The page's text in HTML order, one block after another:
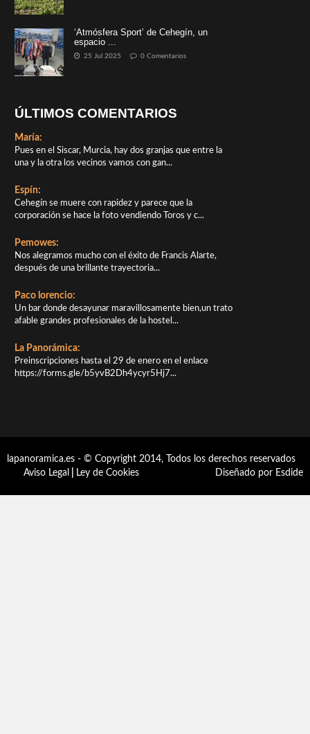
‘Atmósfera Sport’ de Cehegín, un
espacio ...
25 Jul 2025 0 Comentarios
ÚLTIMOS COMENTARIOS
María:
Pues en el Siscar, Murcia, hay dos granjas que entre la
una y la otra los vecinos vamos con gan...
Espín:
Cehegín se muere con rapidez y parece que la
corporación se hace la foto vendiendo Toros y c...
Pemowes:
Nos alegramos mucho con el éxito de Francis Alarte,
después de una brillante trayectoria...
Paco lorencio:
Un bar donde desayunar maravillosamente bien,un trato
afable grandes profesionales de la hostel...
La Panorámica:
Preinscripciones hasta el 29 de enero en el enlace
https://forms.gle/b5yvB2Dh4ycyr5Hj7...
lapanoramica.es - © Copyright 2014, Todos los derechos reservados
Aviso Legal
Ley de Cookies Diseñado por Esdide